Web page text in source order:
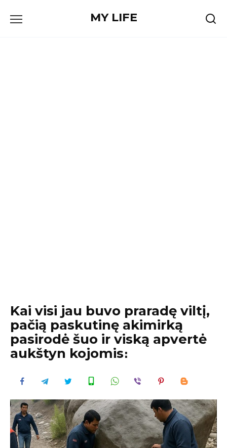
MY LIFE
Kai visi jau buvo praradę viltį,
pačią paskutinę akimirką
pasirodė šuo ir viską apvertė
aukštyn kojomis։